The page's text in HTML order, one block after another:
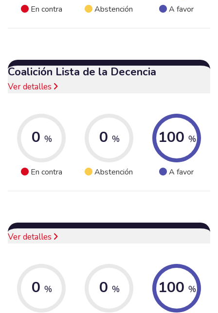
En contra Abstención A favor
Coalición Lista de la Decencia
Ver detalles
0 %
En contra
0 %
Abstención
100 %
A favor
Ver detalles
0 % 0 % 100 %